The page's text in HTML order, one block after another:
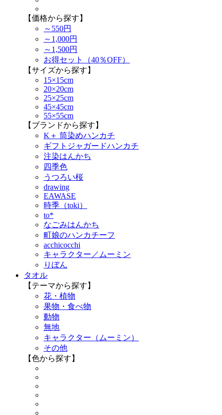
【価格から探す】
～550円
～1,000円
～1,500円
お得セット（40％OFF）
【サイズから探す】
15×15cm
20×20cm
25×25cm
45×45cm
55×55cm
【ブランドから探す】
K＋ 筒染めハンカチ
ギフトジャガードハンカチ
注染はんかち
四季色
うつろい桜
drawing
EAWASE
時季（toki）
to*
なごみはんかち
町娘のハンカチーフ
acchicocchi
キャラクター／ムーミン
りぼん
タオル
【テーマから探す】
花・植物
果物・食べ物
動物
無地
キャラクター（ムーミン）
その他
【色から探す】